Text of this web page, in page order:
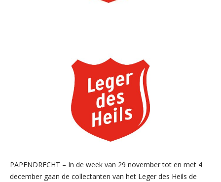
PAPENDRECHT – In de week van 29 november tot en met 4
december gaan de collectanten van het Leger des Heils de